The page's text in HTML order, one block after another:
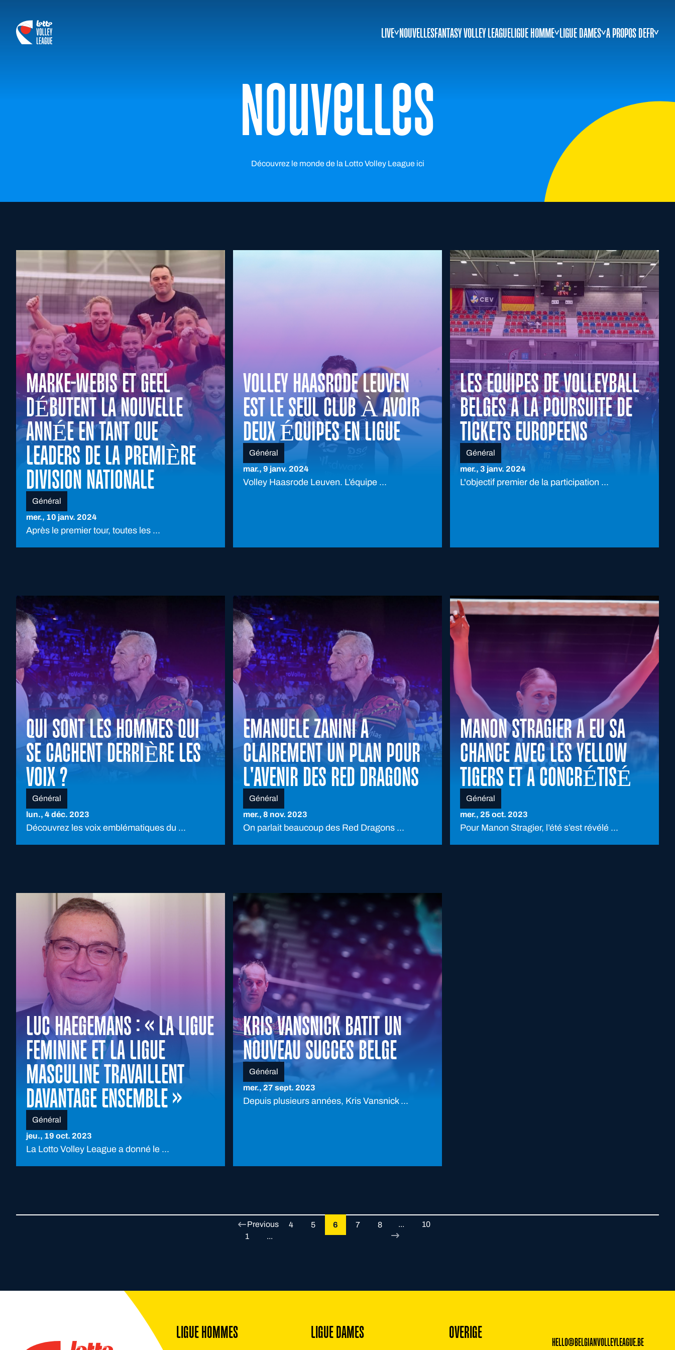
logo-white
LIVE NOUVELLESFANTASY VOLLEY LEAGUE LIGUE HOMME LIGUE DAMES A PROPOS DEFR
Nouvelles
Découvrez le monde de la Lotto Volley League ici
MARKE-WEBIS ET GEEL
DÉBUTENT LA NOUVELLE
ANNÉE EN TANT QUE
LEADERS DE LA PREMIÈRE
DIVISION NATIONALE
Général
mer., 10 janv. 2024
Après le premier tour, toutes les ...
VOLLEY HAASRODE LEUVEN
EST LE SEUL CLUB À AVOIR
DEUX ÉQUIPES EN LIGUE
Général
mar., 9 janv. 2024
Volley Haasrode Leuven. L’équipe ...
LES EQUIPES DE VOLLEYBALL
BELGES A LA POURSUITE DE
TICKETS EUROPEENS
Général
mer., 3 janv. 2024
L'objectif premier de la participation ...
QUI SONT LES HOMMES QUI
SE CACHENT DERRIÈRE LES
VOIX ?
Général
lun., 4 déc. 2023
Découvrez les voix emblématiques du ...
EMANUELE ZANINI A
CLAIREMENT UN PLAN POUR
L'AVENIR DES RED DRAGONS
Général
mer., 8 nov. 2023
On parlait beaucoup des Red Dragons ...
MANON STRAGIER A EU SA
CHANCE AVEC LES YELLOW
TIGERS ET A CONCRÉTISÉ
Général
mer., 25 oct. 2023
Pour Manon Stragier, l’été s’est révélé ...
LUC HAEGEMANS : « LA LIGUE
FEMININE ET LA LIGUE
MASCULINE TRAVAILLENT
DAVANTAGE ENSEMBLE »
Général
jeu., 19 oct. 2023
La Lotto Volley League a donné le ...
KRIS VANSNICK BATIT UN
NOUVEAU SUCCES BELGE
Général
mer., 27 sept. 2023
Depuis plusieurs années, Kris Vansnick ...
Previous
1
...
4 5 6 7 8 ... 10
LIGUE HOMMES LIGUE DAMES OVERIGE
HELLO@BELGIANVOLLEYLEAGUE.BE